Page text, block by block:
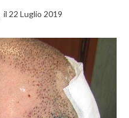
il 22 Luglio 2019